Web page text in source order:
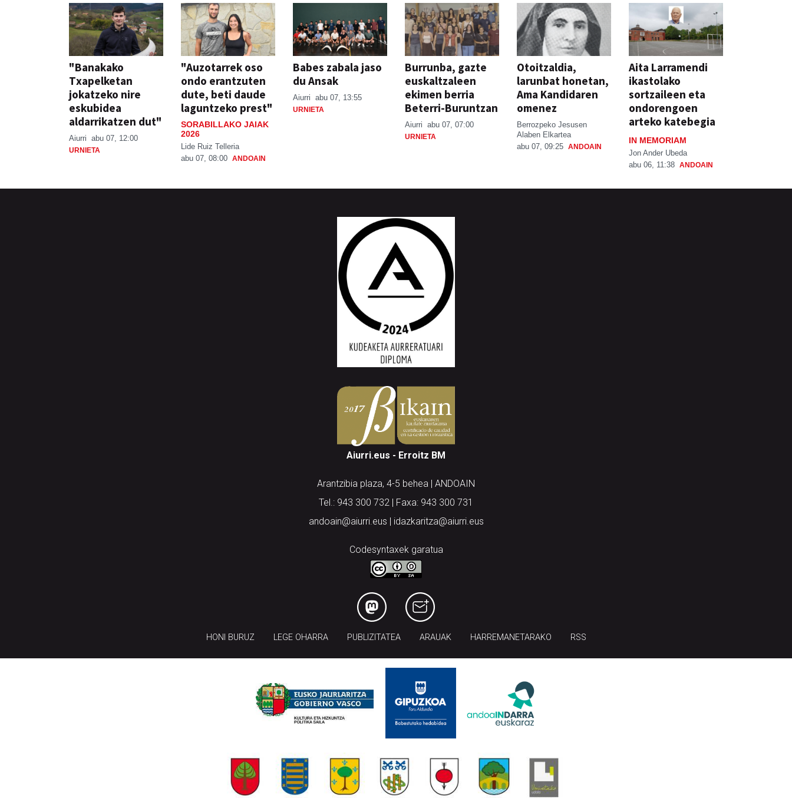
"Banakako
Txapelketan
jokatzeko nire
eskubidea
aldarrikatzen dut"
Aiurri abu 07, 12:00
URNIETA
"Auzotarrek oso
ondo erantzuten
dute, beti daude
laguntzeko prest"
SORABILLAKO JAIAK
2026
Lide Ruiz Telleria
abu 07, 08:00 ANDOAIN
Babes zabala jaso
du Ansak
Aiurri abu 07, 13:55
URNIETA
Burrunba, gazte
euskaltzaleen
ekimen berria
Beterri-Buruntzan
Aiurri abu 07, 07:00
URNIETA
Otoitzaldia,
larunbat honetan,
Ama Kandidaren
omenez
Berrozpeko Jesusen
Alaben Elkartea
abu 07, 09:25 ANDOAIN
Aita Larramendi
ikastolako
sortzaileen eta
ondorengoen
arteko katebegia
IN MEMORIAM
Jon Ander Ubeda
abu 06, 11:38 ANDOAIN
Aiurri.eus - Erroitz BM
Arantzibia plaza, 4-5 behea | ANDOAIN
Tel.: 943 300 732 | Faxa: 943 300 731
andoain@aiurri.eus | idazkaritza@aiurri.eus
Codesyntaxek garatua
HONI BURUZ LEGE OHARRA PUBLIZITATEA ARAUAK HARREMANETARAKO RSS